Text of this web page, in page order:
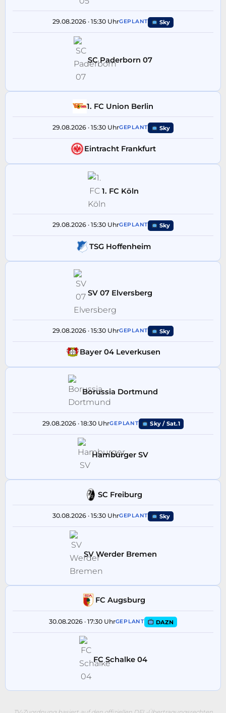
29.08.2026 · 15:30 UhrGEPLANT Sky
SC Paderborn 07
1. FC Union Berlin
29.08.2026 · 15:30 UhrGEPLANT Sky
Eintracht Frankfurt
1. FC Köln
29.08.2026 · 15:30 UhrGEPLANT Sky
TSG Hoffenheim
SV 07 Elversberg
29.08.2026 · 15:30 UhrGEPLANT Sky
Bayer 04 Leverkusen
Borussia Dortmund
29.08.2026 · 18:30 UhrGEPLANT Sky / Sat.1
Hamburger SV
SC Freiburg
30.08.2026 · 15:30 UhrGEPLANT Sky
SV Werder Bremen
FC Augsburg
30.08.2026 · 17:30 UhrGEPLANT DAZN
FC Schalke 04